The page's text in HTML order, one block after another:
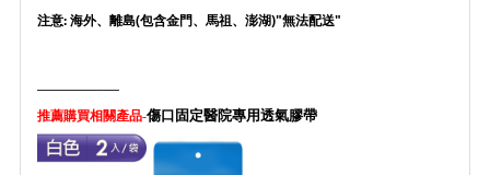
注意: 海外、離島(包含金門、馬祖、澎湖)"無法配送"
推薦購買相關產品-傷口固定醫院專用透氣膠帶